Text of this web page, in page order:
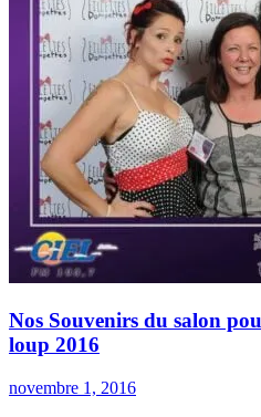
Nos Souvenirs du salon
loup 2016
novembre 1, 2016